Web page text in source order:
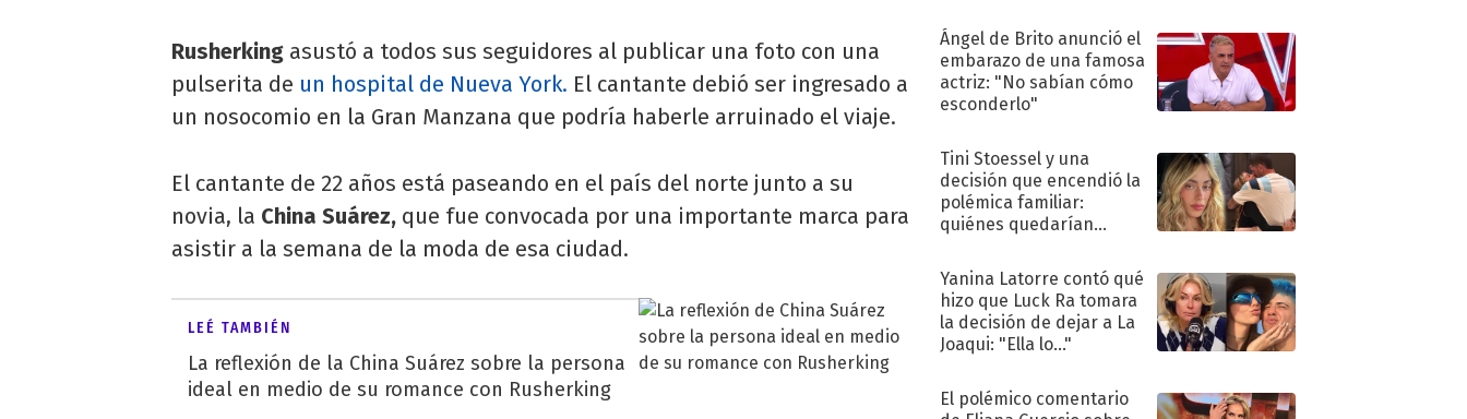
Rusherking asustó a todos sus seguidores al publicar una foto con una
pulserita de un hospital de Nueva York. El cantante debió ser ingresado a
un nosocomio en la Gran Manzana que podría haberle arruinado el viaje.
El cantante de 22 años está paseando en el país del norte junto a su
novia, la China Suárez, que fue convocada por una importante marca para
asistir a la semana de la moda de esa ciudad.
LEÉ TAMBIÉN
La reflexión de la China Suárez sobre la persona
ideal en medio de su romance con Rusherking
Ángel de Brito anunció el
embarazo de una famosa
actriz: "No sabían cómo
esconderlo"
Tini Stoessel y una
decisión que encendió la
polémica familiar:
quiénes quedarían
Yanina Latorre contó qué
hizo que Luck Ra tomara
la decisión de dejar a La
Joaqui: "Ella lo..."
El polémico comentario